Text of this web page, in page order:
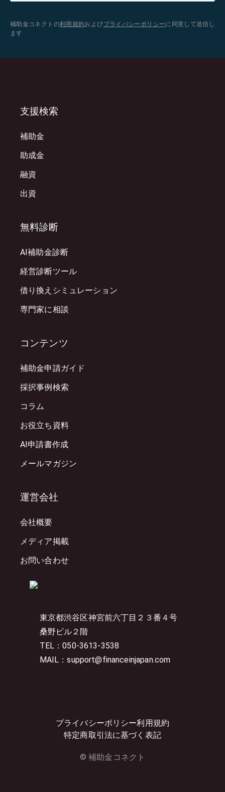
補助金コネクトの利用規約およびプライバシーポリシーに同意して送信し
ます
東京都渋谷区神宮前六丁目２３番４号
桑野ビル２階
TEL：050-3613-3538
MAIL：support@financeinjapan.com
プライバシーポリシー利用規約
特定商取引法に基づく表記
© 補助金コネクト
支援検索
補助金
助成金
融資
出資
無料診断
AI補助金診断
経営診断ツール
借り換えシミュレーション
専門家に相談
コンテンツ
補助金申請ガイド
採択事例検索
コラム
お役立ち資料
AI申請書作成
メールマガジン
運営会社
会社概要
メディア掲載
お問い合わせ